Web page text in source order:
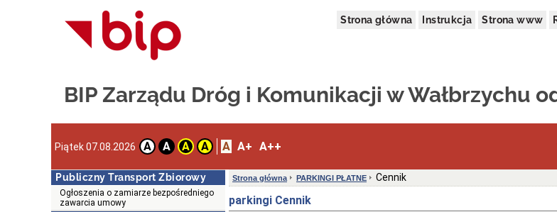
Strona główna Instrukcja Strona www
BIP Zarządu Dróg i Komunikacji w Wałbrzychu
Piątek 07.08.2026 A A A A A A+ A++
Publiczny Transport Zbiorowy
Ogłoszenia o zamiarze bezpośredniego
zawarcia umowy
Strona główna PARKINGI PŁATNE Cennik
parkingi Cennik